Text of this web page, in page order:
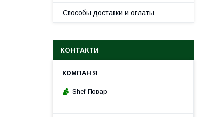
Способы доставки и оплаты
КОНТАКТИ
Shef-Повар